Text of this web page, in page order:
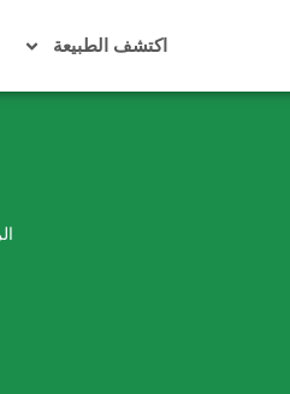
اكتشف الطبيعة